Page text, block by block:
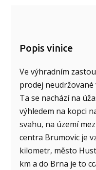
Popis vinice
Ve výhradním
prodej neudržované
Ta se nachází na
výhledem na kopci
svahu, na území
centra Brumovic je
kilometr, město
km a do Brna je to